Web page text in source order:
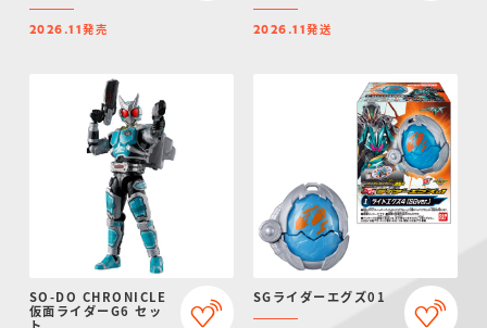
2026.11発売 2026.11発送
SO-DO CHRONICLE
仮面ライダーG6 セッ
SGライダーエグズ01